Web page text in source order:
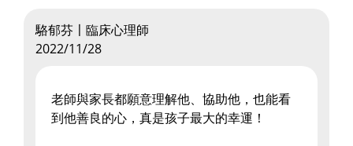
駱郁芬〡臨床心理師
2022/11/28
老師與家長都願意理解他、協助他，也能看
到他善良的心，真是孩子最大的幸運！